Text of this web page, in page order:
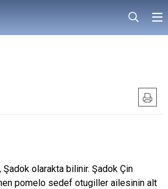
Şadok olarakta bilinir. Şadok Çin
pomelo sedef otugiller ailesinin alt